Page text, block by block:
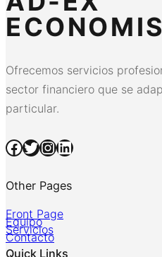
Ofrecemos servicios
sector financiero que se
particular.
Facebook Twitter InstagramLinkedIn
Other Pages
Front Page
Equipo
Servicios
Contacto
Quick Links